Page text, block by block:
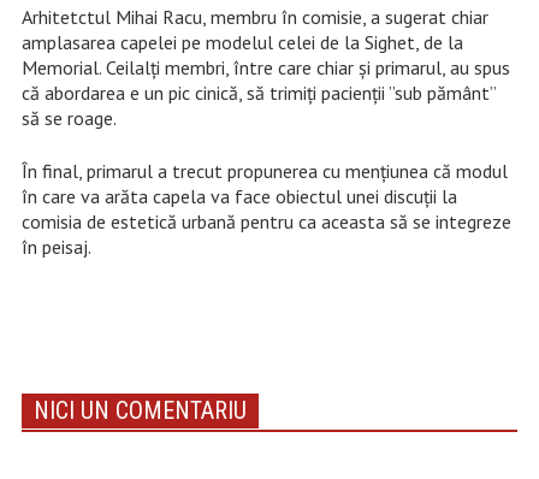
Arhitetctul Mihai Racu, membru în comisie, a sugerat chiar
amplasarea capelei pe modelul celei de la Sighet, de la
Memorial. Ceilalți membri, între care chiar și primarul, au spus
că abordarea e un pic cinică, să trimiți pacienții ”sub pământ”
să se roage.
În final, primarul a trecut propunerea cu mențiunea că modul
în care va arăta capela va face obiectul unei discuții la
comisia de estetică urbană pentru ca aceasta să se integreze
în peisaj.
NICI UN COMENTARIU